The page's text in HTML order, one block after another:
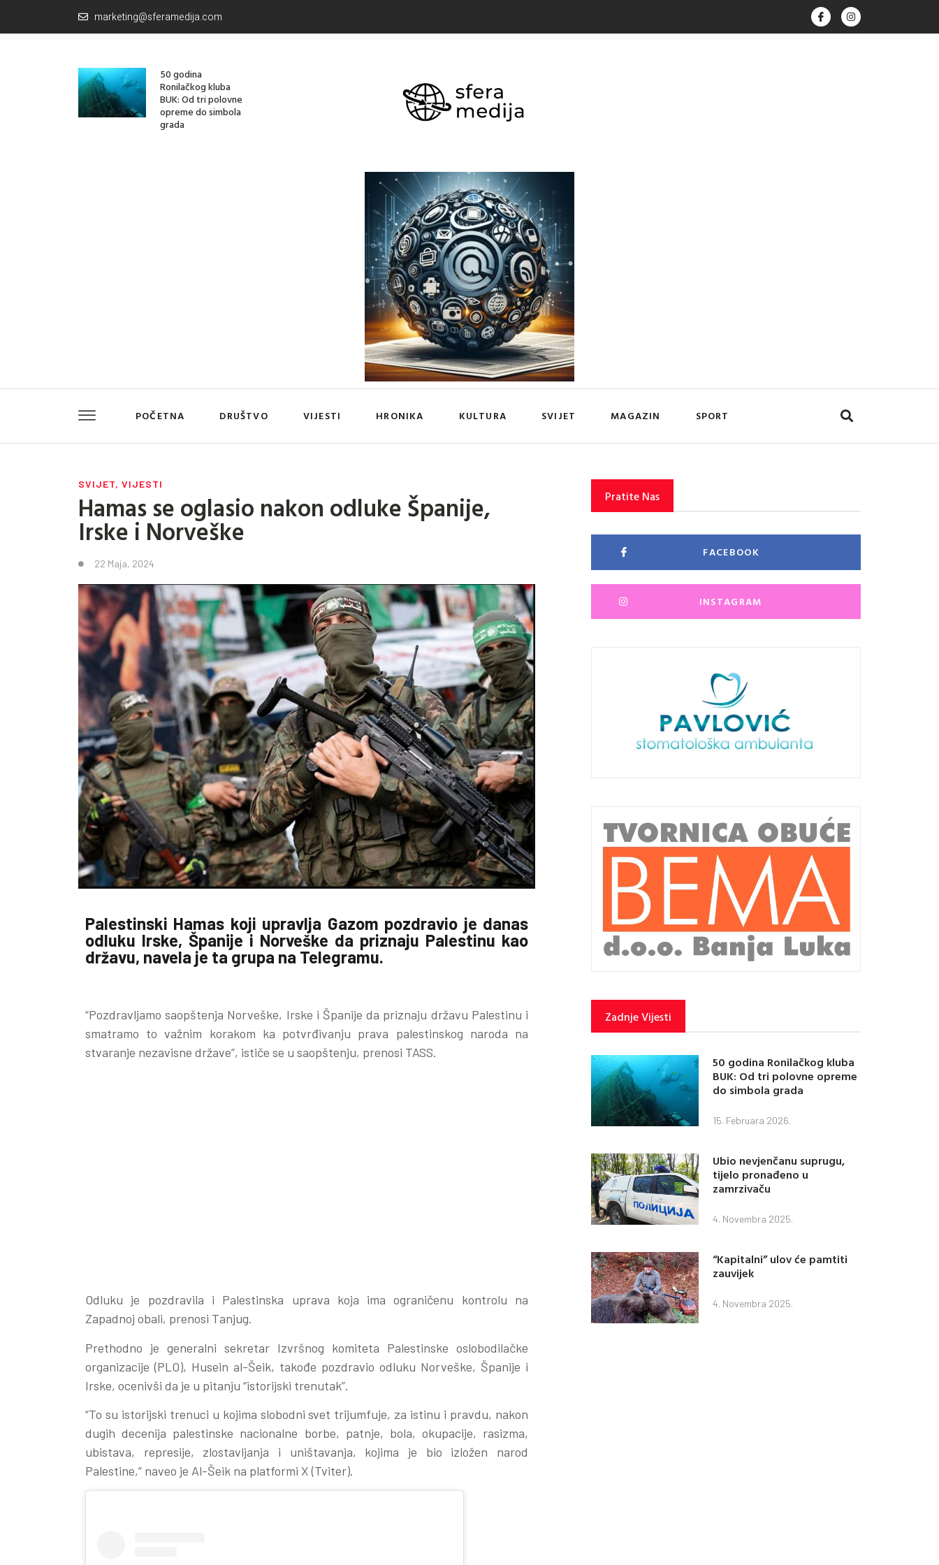
marketing@sferamedija.com
50 godina
Ronilačkog kluba
BUK: Od tri polovne
opreme do simbola
grada
POČETNA DRUŠTVO VIJESTI HRONIKA KULTURA SVIJET MAGAZIN SPORT
SVIJET, VIJESTI
Hamas se oglasio nakon odluke Španije,
Irske i Norveške
22 Maja, 2024
Palestinski Hamas koji upravlja Gazom pozdravio je danas
odluku Irske, Španije i Norveške da priznaju Palestinu kao
državu, navela je ta grupa na Telegramu.
“Pozdravljamo saopštenja Norveške, Irske i Španije da priznaju državu Palestinu i
smatramo to važnim korakom ka potvrđivanju prava palestinskog naroda na
stvaranje nezavisne države”, ističe se u saopštenju, prenosi TASS.
Odluku je pozdravila i Palestinska uprava koja ima ograničenu kontrolu na
Zapadnoj obali, prenosi Tanjug.
Prethodno je generalni sekretar Izvršnog komiteta Palestinske oslobodilačke
organizacije (PLO), Husein al-Šeik, takođe pozdravio odluku Norveške, Španije i
Irske, ocenivši da je u pitanju “istorijski trenutak”.
“To su istorijski trenuci u kojima slobodni svet trijumfuje, za istinu i pravdu, nakon
dugih decenija palestinske nacionalne borbe, patnje, bola, okupacije, rasizma,
ubistava, represije, zlostavljanja i uništavanja, kojima je bio izložen narod
Palestine,” naveo je Al-Šeik na platformi X (Tviter).
Pratite Nas
FACEBOOK
INSTAGRAM
Zadnje Vijesti
50 godina Ronilačkog kluba
BUK: Od tri polovne opreme
do simbola grada
15. Februara 2026.
Ubio nevjenčanu suprugu,
tijelo pronađeno u
zamrzivaču
4. Novembra 2025.
“Kapitalni” ulov će pamtiti
zauvijek
4. Novembra 2025.